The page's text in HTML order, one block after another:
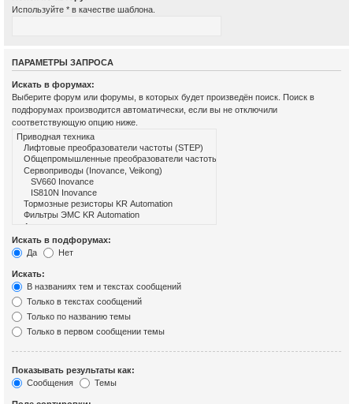
Используйте * в качестве шаблона.
ПАРАМЕТРЫ ЗАПРОСА
Искать в форумах:
Выберите форум или форумы, в которых будет произведён поиск. Поиск в
подфорумах производится автоматически, если вы не отключили
соответствующую опцию ниже.
Искать в подфорумах:
Да
Нет
Искать:
В названиях тем и текстах сообщений
Только в текстах сообщений
Только по названию темы
Только в первом сообщении темы
Показывать результаты как:
Сообщения
Темы